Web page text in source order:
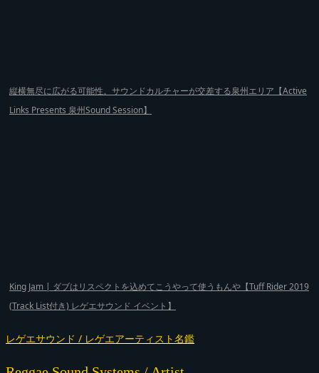
縦横無尽に広がる可能性。サウンドカルチャーが交差する泉州エリア【Active
Links Presents 泉州Sound Session】
King Jam | ダブはリスペクトを込めてこうやって使うもんや【Tuff Rider 2019
(Track List付き) レゲエサウンド イベント】
レゲエサウンド / レゲエアーティスト名鑑